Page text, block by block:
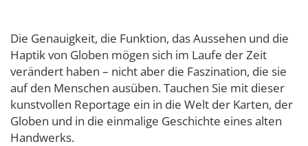
Die Genauigkeit, die Funktion, das Aussehen und die
Haptik von Globen mögen sich im Laufe der Zeit
verändert haben – nicht aber die Faszination, die sie
auf den Menschen ausüben. Tauchen Sie mit dieser
kunstvollen Reportage ein in die Welt der Karten, der
Globen und in die einmalige Geschichte eines alten
Handwerks.